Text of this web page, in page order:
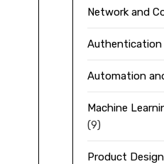
Network and
Automation
Machine
(9)
Product Design